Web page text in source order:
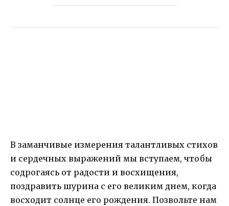
В заманчивые измерения талантливых стихов
и сердечных выражений мы вступаем, чтобы
содрогаясь от радости и восхищения,
поздравить шурина с его великим днем, когда
восходит солнце его рождения. Позвольте нам